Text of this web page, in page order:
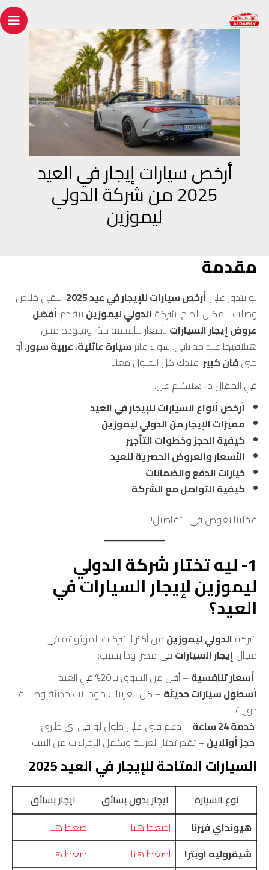
إلى
أرخص سيارات إيجار في العيد
2025 من شركة الدولي
ليموزين
مقدمة
لو بتدور على أرخص سيارات للإيجار في عيد 2025
، يبقى خلاص
وصلت للمكان الصح! شركة الدولي ليموزين بتقدم أفضل
عروض إيجار السيارات بأسعار تنافسية جدًا، وبجودة مش
هتلاقيها عند حد تاني. سواء عايز سيارة عائلية، عربية سبور، أو
حتى فان كبير، عندك كل الحلول معانا!
في المقال دا، هنتكلم عن:
أرخص أنواع السيارات للإيجار في العيد
مميزات الإيجار من الدولي ليموزين
كيفية الحجز وخطوات التأجير
الأسعار والعروض الحصرية للعيد
خيارات الدفع والضمانات
كيفية التواصل مع الشركة
فخلينا نغوص في التفاصيل!
1- ليه تختار شركة الدولي
ليموزين لإيجار السيارات في
العيد؟
شركة الدولي ليموزين من أكتر الشركات الموثوقة في
مجال إيجار السيارات في مصر، ودا بسبب:
أسعار تنافسية – أقل من السوق بـ 20% في العيد!
أسطول سيارات حديثة – كل العربيات موديلات حديثة وصيانة
دورية.
خدمة 24 ساعة
– دعم فني على طول لو في أي طارئ.
حجز أونلاين – تقدر تختار العربية وتكمل الإجراءات من البيت.
السيارات المتاحة للإيجار في العيد 2025
نوع السيارة ايجار بدون بسائق
ايجار بسائق
هيونداي فيرنا
اضغط هنا
اضغط هنا
شيفروليه اوبترا
اضغط هنا
اضغط هنا
navigation